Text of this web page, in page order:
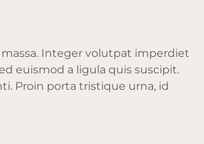
Integer volutpat imperdiet
euismod a ligula quis suscipit.
Proin porta tristique urna, id